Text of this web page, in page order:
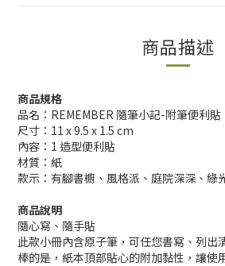
商品描述
商品規格
品名：REMEMBER 隨筆小記-附筆便利貼
尺寸：11 x 9.5 x 1.5 cm
內容：1 造型便利貼
材質：紙
款示：有腳書櫥、風格派、庭院深深、綠
商品說明
隨心寫、隨手貼
此款小冊內含原子筆，可任您書寫、列出
棒的是，紙本頂部貼心的附加黏性，讓使